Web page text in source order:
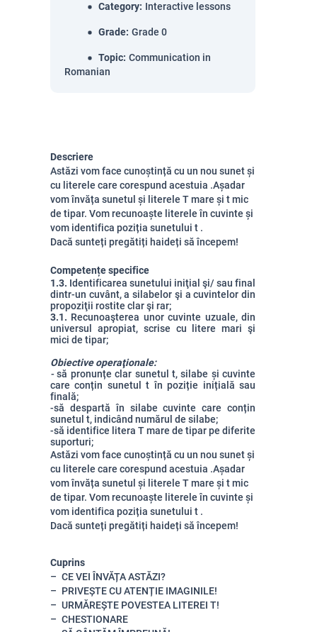
Category: Interactive lessons
Grade: Grade 0
Topic: Communication in
Romanian
Descriere
Astăzi vom face cunoștință cu un nou sunet și
cu literele care corespund acestuia .Așadar
vom învăța sunetul și literele T mare și t mic
de tipar. Vom recunoaște literele în cuvinte și
vom identifica poziția sunetului t .
Dacă sunteți pregătiți haideți să începem!
Competențe specifice
1.3. Identificarea sunetului iniţial şi/ sau final
dintr-un cuvânt, a silabelor şi a cuvintelor din
propoziţii rostite clar şi rar;
3.1. Recunoaşterea unor cuvinte uzuale, din
universul apropiat, scrise cu litere mari şi
mici de tipar;
Obiective operaţionale:
-să pronunțe clar sunetul t, silabe și cuvinte
care conțin sunetul t în poziție inițială sau
finală;
-să despartă în silabe cuvinte care conțin
sunetul t, indicând numărul de silabe;
-să identifice litera T mare de tipar pe diferite
suporturi;
Astăzi vom face cunoștință cu un nou sunet și
cu literele care corespund acestuia .Așadar
vom învăța sunetul și literele T mare și t mic
de tipar. Vom recunoaște literele în cuvinte și
vom identifica poziția sunetului t .
Dacă sunteți pregătiți haideți să începem!
Cuprins
CE VEI ÎNVĂȚA ASTĂZI?
PRIVEȘTE CU ATENȚIE IMAGINILE!
URMĂREȘTE POVESTEA LITEREI T!
CHESTIONARE